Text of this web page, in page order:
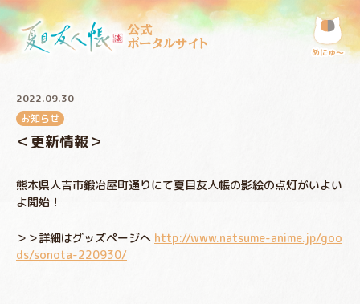
公式
ポータルサイト
めにゅ〜
2022.09.30
お知らせ
＜更新情報＞
熊本県人吉市鍛冶屋町通りにて夏目友人帳の影絵の点灯がいよい
よ開始！
＞＞詳細はグッズページへ http://www.natsume-anime.jp/goo
ds/sonota-220930/